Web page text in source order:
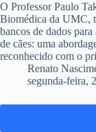
O Professor Paulo
Biomédica da UMC,
bancos de dados
de cães: uma
reconhecido com o
Renato
segunda-feira,